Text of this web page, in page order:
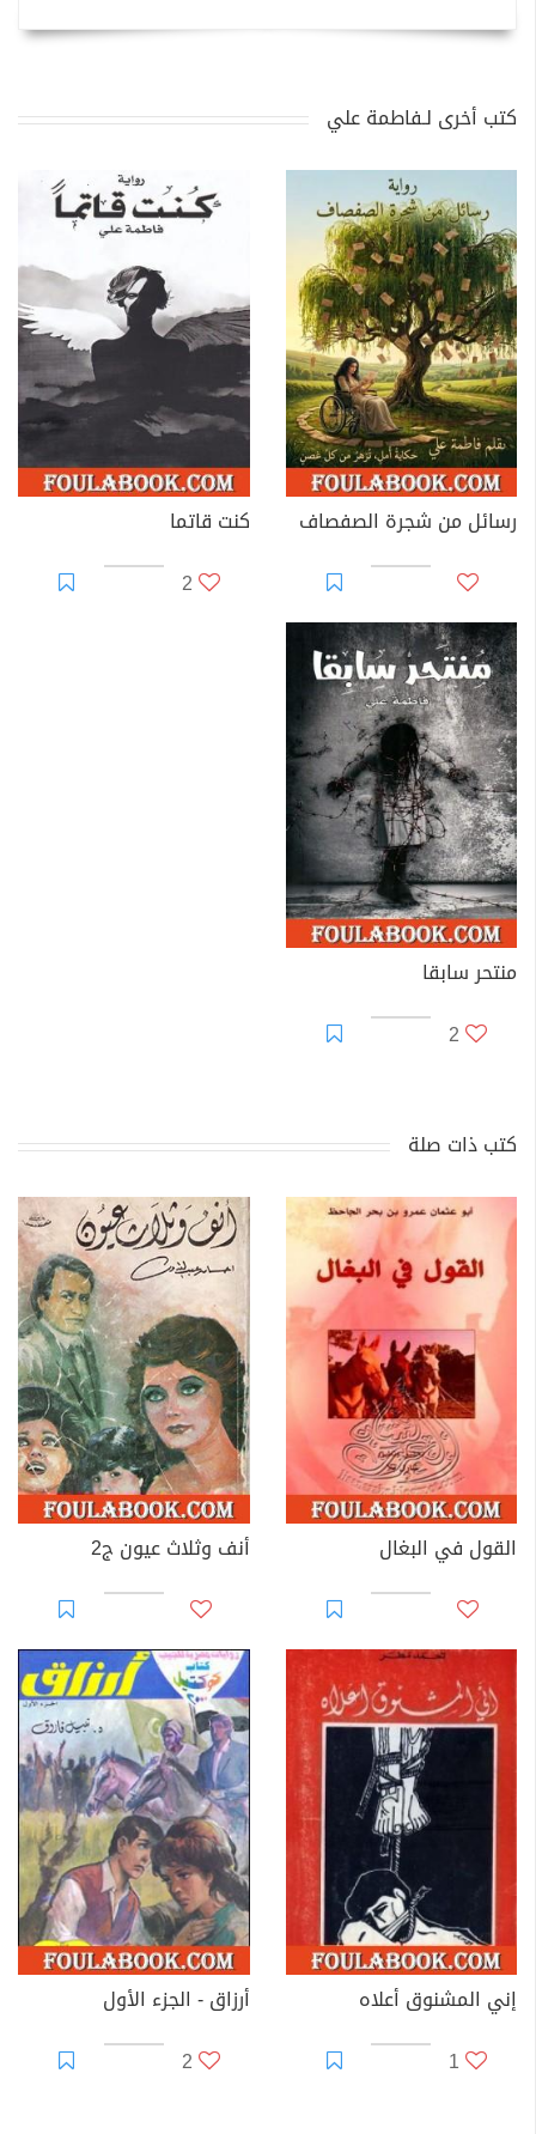
كتب أخرى لـفاطمة علي
رسائل من شجرة الصفصاف
كنت قاتما
2
منتحر سابقا
2
كتب ذات صلة
القول في البغال أنف وثلاث عيون ج2
إني المشنوق أعلاه
1
أرزاق - الجزء الأول
2